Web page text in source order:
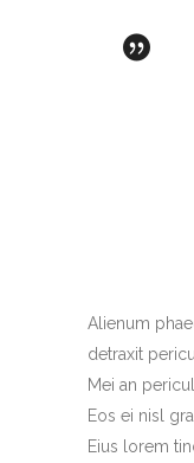
Alienum
detraxit
Mei an
Eos ei nisl
Eius lorem